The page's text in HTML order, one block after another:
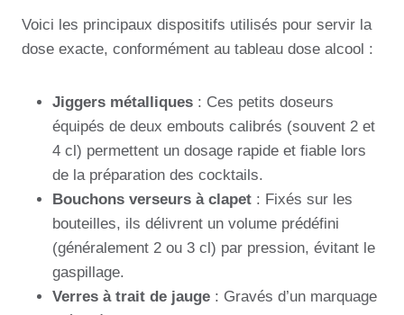
Voici les principaux dispositifs utilisés pour servir la
dose exacte, conformément au tableau dose alcool :
Jiggers métalliques : Ces petits doseurs
équipés de deux embouts calibrés (souvent 2 et
4 cl) permettent un dosage rapide et fiable lors
de la préparation des cocktails.
Bouchons verseurs à clapet : Fixés sur les
bouteilles, ils délivrent un volume prédéfini
(généralement 2 ou 3 cl) par pression, évitant le
gaspillage.
Verres à trait de jauge : Gravés d’un marquage